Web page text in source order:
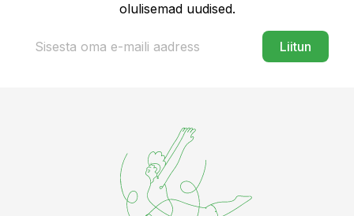
olulisemad uudised.
Liitun